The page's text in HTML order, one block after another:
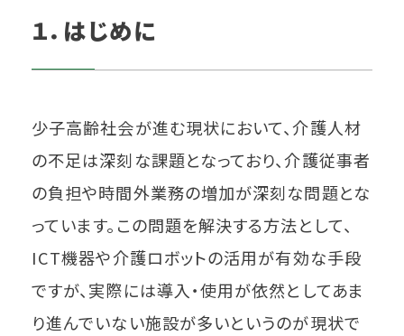
１．はじめに
少子高齢社会が進む現状において、介護人材
の不足は深刻な課題となっており、介護従事者
の負担や時間外業務の増加が深刻な問題とな
っています。この問題を解決する方法として、
ICT機器や介護ロボットの活用が有効な手段
ですが、実際には導入・使用が依然としてあま
り進んでいない施設が多いというのが現状で